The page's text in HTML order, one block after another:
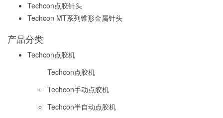
Techcon点胶针头
Techcon MT系列锥形金属针头
产品分类
Techcon点胶机
Techcon点胶机
Techcon手动点胶机
Techcon半自动点胶机